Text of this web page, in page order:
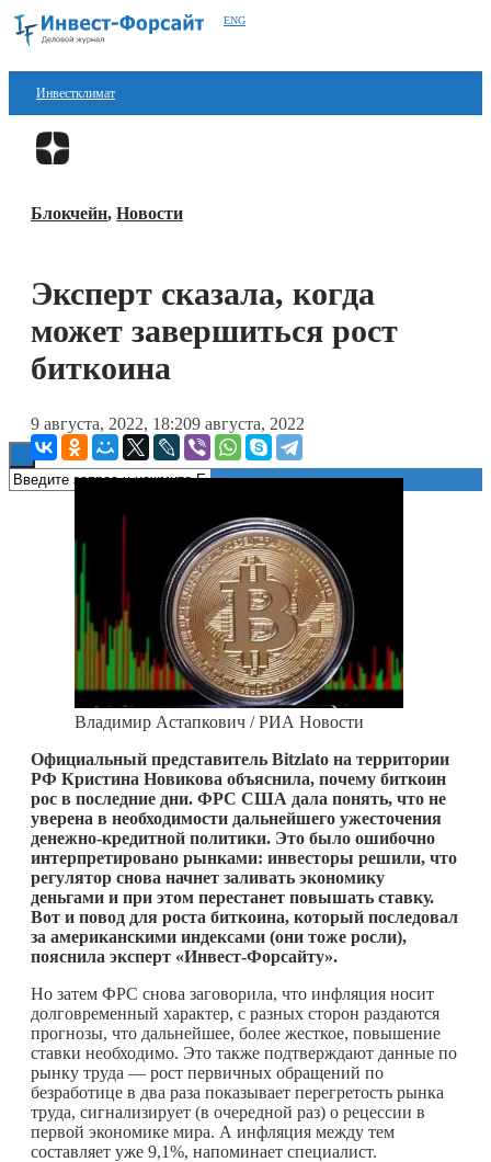
ENG
Инвестклимат
Финансы
Блокчейн
ESG
Блокчейн, Новости
Эксперт сказала, когда
может завершиться рост
биткоина
9 августа, 2022, 18:209 августа, 2022
Владимир Астапкович / РИА Новости
Официальный представитель Bitzlato на территории
РФ Кристина Новикова объяснила, почему биткоин
рос в последние дни. ФРС США дала понять, что не
уверена в необходимости дальнейшего ужесточения
денежно-кредитной политики. Это было ошибочно
интерпретировано рынками: инвесторы решили, что
регулятор снова начнет заливать экономику
деньгами и при этом перестанет повышать ставку.
Вот и повод для роста биткоина, который последовал
за американскими индексами (они тоже росли),
пояснила эксперт «Инвест-Форсайту».
Но затем ФРС снова заговорила, что инфляция носит
долговременный характер, с разных сторон раздаются
прогнозы, что дальнейшее, более жесткое, повышение
ставки необходимо. Это также подтверждают данные по
рынку труда — рост первичных обращений по
безработице в два раза показывает перегретость рынка
труда, сигнализирует (в очередной раз) о рецессии в
первой экономике мира. А инфляция между тем
составляет уже 9,1%, напоминает специалист.